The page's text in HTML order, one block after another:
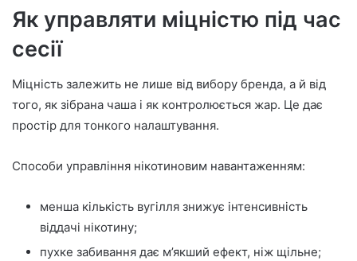
Як управляти міцністю під час
сесії
Міцність залежить не лише від вибору бренда, а й від
того, як зібрана чаша і як контролюється жар. Це дає
простір для тонкого налаштування.
Способи управління нікотиновим навантаженням:
менша кількість вугілля знижує інтенсивність
віддачі нікотину;
пухке забивання дає м’якший ефект, ніж щільне;